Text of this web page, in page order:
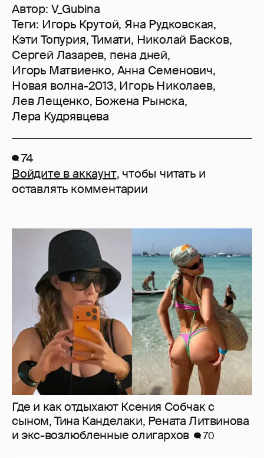
Автор: V_Gubina
Теги: Игорь Крутой, Яна Рудковская,
Кэти Топурия,Тимати, Николай Басков,
Сергей Лазарев, пена дней,
Игорь Матвиенко, Анна Семенович,
Новая волна-2013, Игорь Николаев,
Лев Лещенко, Божена Рынска,
Лера Кудрявцева
74
Войдите в аккаунт, чтобы читать и
оставлять комментарии
Где и как отдыхают Ксения Собчак с
сыном, Тина Канделаки, Рената Литвинова
и экс-возлюбленные олигархов
70